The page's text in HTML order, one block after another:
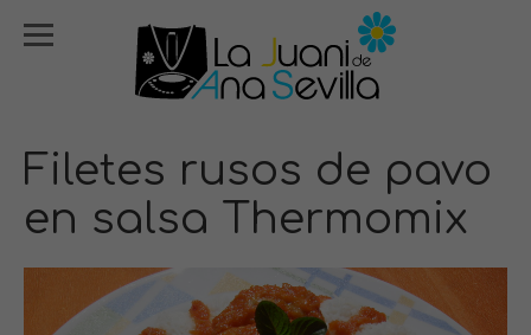
Filetes rusos de pavo
en salsa Thermomix